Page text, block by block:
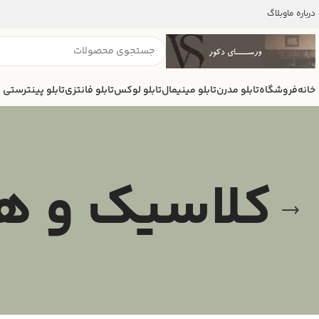
درباره ماوبلاگ
خانهفروشگاهتابلو مدرنتابلو مینیمالتابلو لوکستابلو فانتزیتابلو پینترستی
کلاسیک و